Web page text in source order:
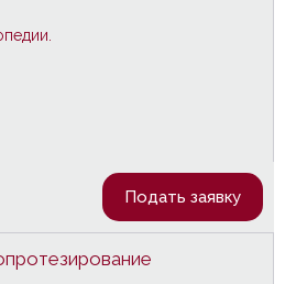
Подать заявку